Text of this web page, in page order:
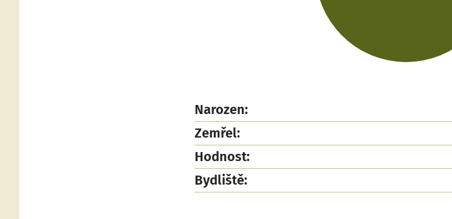
Narozen:
Zemřel:
Hodnost:
Bydliště: